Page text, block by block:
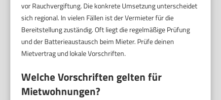
vor Rauchvergiftung. Die konkrete Umsetzung unterscheidet
sich regional. In vielen Fällen ist der Vermieter für die
Bereitstellung zuständig. Oft liegt die regelmäßige Prüfung
und der Batterieaustausch beim Mieter. Prüfe deinen
Mietvertrag und lokale Vorschriften.
Welche Vorschriften gelten für
Mietwohnungen?